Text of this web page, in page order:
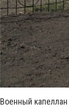
Военный